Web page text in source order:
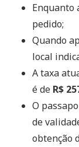
Enquanto
pedido;
Quando
local
A taxa
é de R$
O
de
obtenção